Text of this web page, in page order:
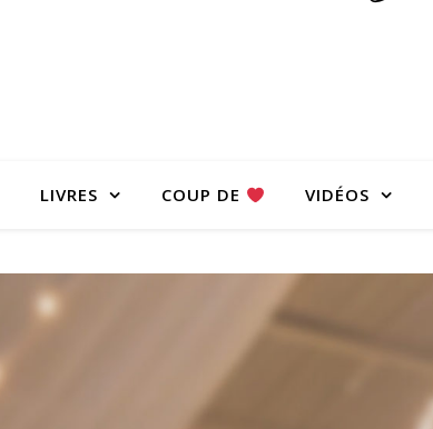
LIVRES COUP DE VIDÉOS